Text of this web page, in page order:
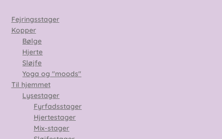
Fejringsstager
Kopper
Bølge
Hjerte
Sløjfe
Yoga og "moods"
Til hjemmet
Lysestager
Fyrfadsstager
Hjertestager
Mix-stager